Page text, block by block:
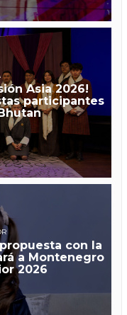
Asia 2026!
participantes
con la
a Montenegro
2026